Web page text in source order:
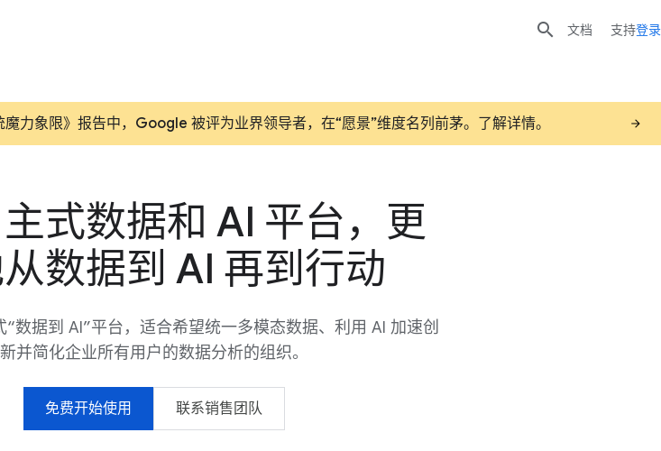
力象限》报告中，Google 被评为业界领导者，在“愿景”维度名列前茅。了解详情。
式数据和 AI 平台，更
数据到 AI 再到行动
数据到 AI”平台，适合希望统一多模态数据、利用 AI 加速创
新并简化企业所有用户的数据分析的组织。
免费开始使用 联系销售团队
 文档 支持登录